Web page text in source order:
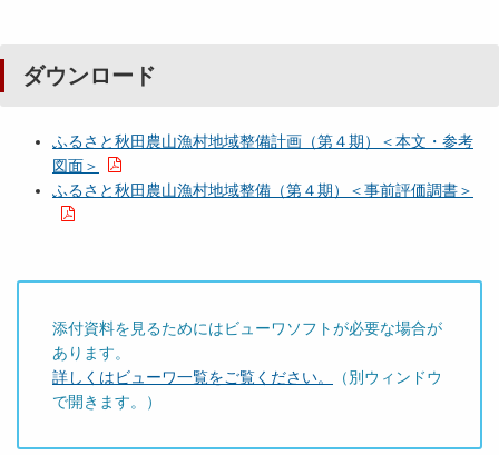
ダウンロード
ふるさと秋田農山漁村地域整備計画（第４期）＜本文・参考
図面＞
ふるさと秋田農山漁村地域整備（第４期）＜事前評価調書＞
添付資料を見るためにはビューワソフトが必要な場合が
あります。
詳しくはビューワ一覧をご覧ください。
（別ウィンドウ
で開きます。）